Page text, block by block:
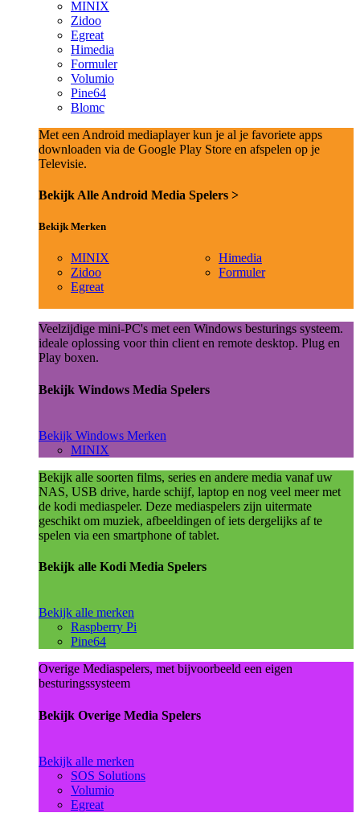
MINIX
Zidoo
Egreat
Himedia
Formuler
Volumio
Pine64
Blomc
Met een Android mediaplayer kun je al je favoriete apps
downloaden via de Google Play Store en afspelen op je
Televisie.
Bekijk Alle Android Media Spelers >
Bekijk Merken
MINIX
Zidoo
Egreat
Himedia
Formuler
Veelzijdige mini-PC's met een Windows besturings systeem.
ideale oplossing voor thin client en remote desktop. Plug en
Play boxen.
Bekijk Windows Media Spelers
Bekijk Windows Merken
MINIX
Bekijk alle soorten films, series en andere media vanaf uw
NAS, USB drive, harde schijf, laptop en nog veel meer met
de kodi mediaspeler. Deze mediaspelers zijn uitermate
geschikt om muziek, afbeeldingen of iets dergelijks af te
spelen via een smartphone of tablet.
Bekijk alle Kodi Media Spelers
Bekijk alle merken
Raspberry Pi
Pine64
Overige Mediaspelers, met bijvoorbeeld een eigen
besturingssysteem
Bekijk Overige Media Spelers
Bekijk alle merken
SOS Solutions
Volumio
Egreat